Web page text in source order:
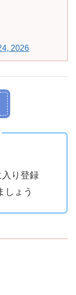
2026
入り登録
しょう